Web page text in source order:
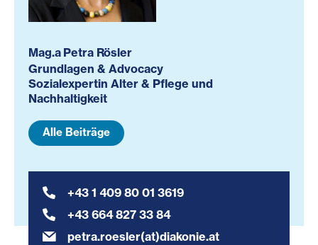
Mag.a Petra Rösler
Grundlagen & Advocacy
Sozialexpertin Alter & Pflege und
Nachhaltigkeit
Alle Beiträge
+43 1 409 80 01 3619
+43 664 827 33 84
petra.roesler(at)diakonie.at